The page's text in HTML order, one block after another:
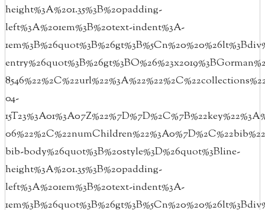
height%3A%201.35%3B%20padding-
left%3A%201em%3B%20text-indent%3A-
04-
bib-body%26quot%3B%20style%3D%26quot%3Bline-
height%3A%201.35%3B%20padding-
left%3A%201em%3B%20text-indent%3A-